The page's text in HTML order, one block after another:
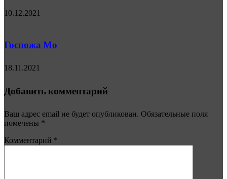
10.12.2021
Госпожа Мо
18.11.2021
Добавить комментарий
Ваш адрес email не будет опубликован. Обязательные поля
помечены *
Комментарий *